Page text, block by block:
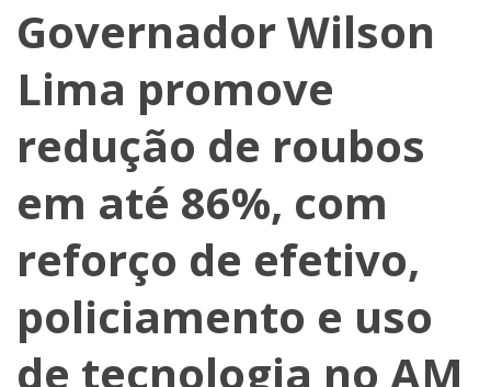
Governador Wilson
Lima promove
redução de roubos
em até 86%, com
reforço de efetivo,
policiamento e uso
de tecnologia no AM